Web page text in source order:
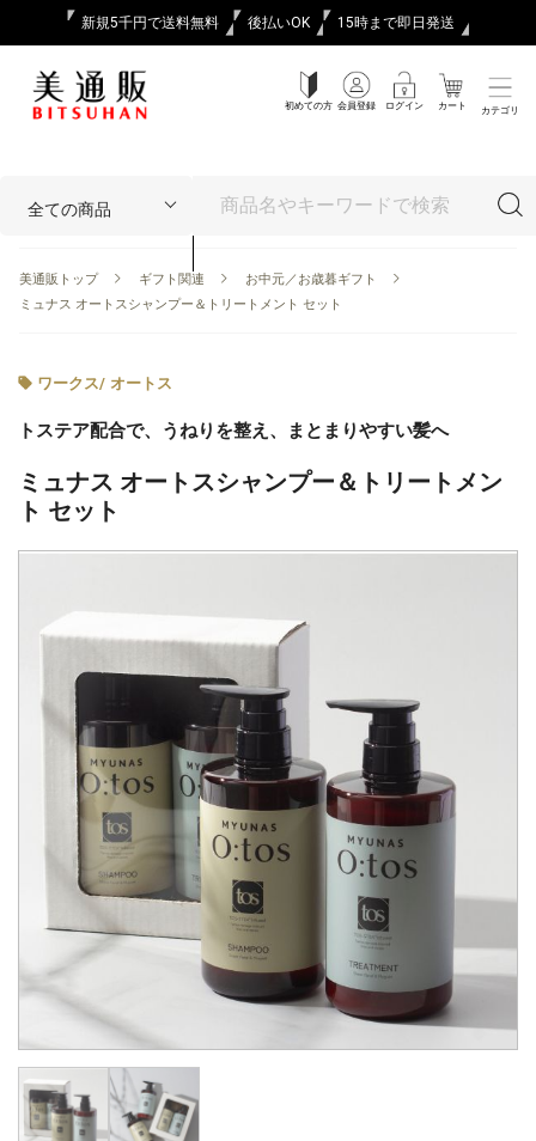
新規5千円で送料無料 後払いOK 15時まで即日発送
初めての方 会員登録 ログイン カート カテゴリ
美通販トップ ギフト関連
お中元／お歳暮ギフト
ミュナス オートスシャンプー＆トリートメント セット
ワークス/ オートス
トステア配合で、うねりを整え、まとまりやすい髪へ
ミュナス オートスシャンプー＆トリートメン
ト セット